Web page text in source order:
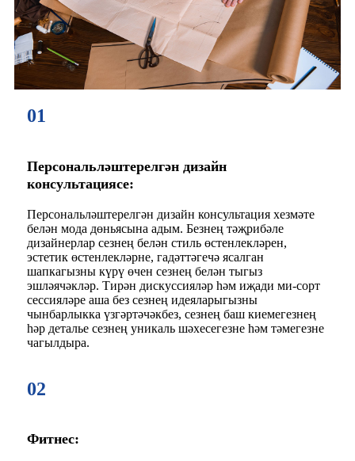
01
Персональләштерелгән дизайн
консультациясе:
Персональләштерелгән дизайн консультация хезмәте
белән мода дөньясына адым. Безнең тәҗрибәле
дизайнерлар сезнең белән стиль өстенлекләрен,
эстетик өстенлекләрне, гадәттәгечә ясалган
шапкагызны күрү өчен сезнең белән тыгыз
эшләячәкләр. Тирән дискуссияләр һәм иҗади ми-сорт
сессияләре аша без сезнең идеяларыгызны
чынбарлыкка үзгәртәчәкбез, сезнең баш киемегезнең
һәр деталье сезнең уникаль шәхесегезне һәм тәмегезне
чагылдыра.
02
Фитнес: